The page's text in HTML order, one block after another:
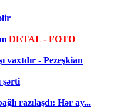
DETAL - FOTO
vaxtdır - Pezeşkian
şərti
razılaşdı: Hər ay...